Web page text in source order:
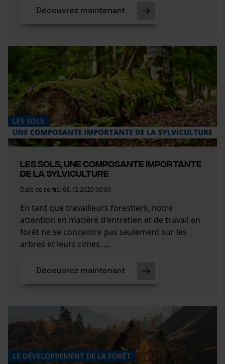
Découvrez maintenant
Les sols, une composante importante
de la sylviculture
Date de sortie: 08.12.2020 00:00
En tant que travailleurs forestiers, notre
attention en matière d'entretien et de travail en
forêt ne se concentre pas seulement sur les
arbres et leurs cimes. ...
Découvrez maintenant